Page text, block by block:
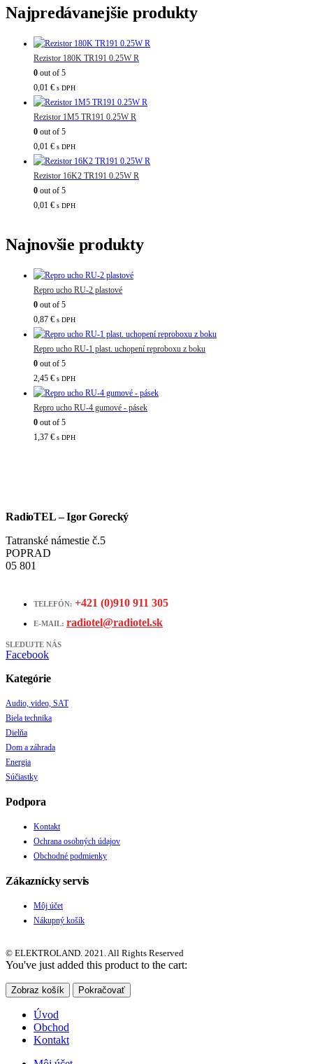
Najpredávanejšie produkty
Rezistor 180K TR191 0.25W R
0 out of 5
0,01 € s DPH
Rezistor 1M5 TR191 0.25W R
0 out of 5
0,01 € s DPH
Rezistor 16K2 TR191 0.25W R
0 out of 5
0,01 € s DPH
Najnovšie produkty
Repro ucho RU-2 plastové
0 out of 5
0,87 € s DPH
Repro ucho RU-1 plast. uchopení reproboxu z boku
0 out of 5
2,45 € s DPH
Repro ucho RU-4 gumové - pásek
0 out of 5
1,37 € s DPH
RadioTEL – Igor Gorecký
Tatranské námestie č.5
POPRAD
05 801
TELEFÓN: +421 (0)910 911 305
E-MAIL: radiotel@radiotel.sk
SLEDUJTE NÁS
Facebook
Kategórie
Audio, video, SAT
Biela technika
Dielňa
Dom a záhrada
Energia
Súčiastky
Podpora
Kontakt
Ochrana osobných údajov
Obchodné podmienky
Zákaznícky servis
Môj účet
Nákupný košík
© ELEKTROLAND. 2021. All Rights Reserved
You've just added this product to the cart:
Zobraz košík Pokračovať
Úvod
Obchod
Kontakt